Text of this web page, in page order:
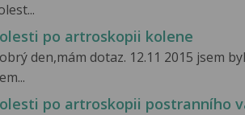
po artroskopii kolene
den,mám dotaz. 12.11 2015 jsem
po artroskopii postranního